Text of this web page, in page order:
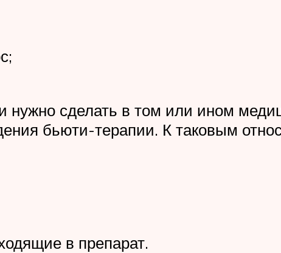
нужно сделать в том или ином
бьюти-терапии. К таковым
в препарат.